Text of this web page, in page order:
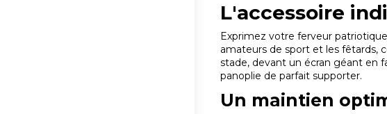
L'accessoire
Exprimez votre ferveur
amateurs de sport et les fêtards,
stade, devant un écran géant en
panoplie de parfait supporter.
Un maintien